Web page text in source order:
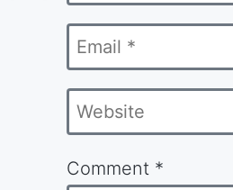
*
Email
*
Website
Comment *